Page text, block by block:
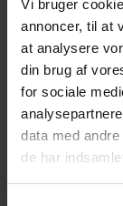
Vi bruger
annoncer, til at
at analysere
din brug af
for sociale
data med
de har
Læs mere om
Skal du have sat
Læs mere om
rådgivning eller
Hos
året